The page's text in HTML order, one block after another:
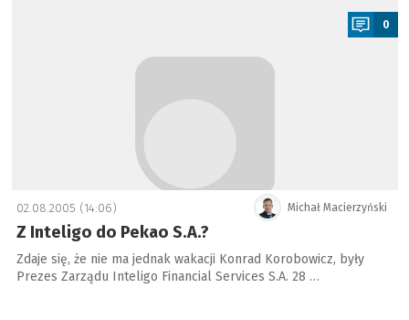
0
Michał Macierzyński
02.08.2005 (14:06)
Z Inteligo do Pekao S.A.?
Zdaje się, że nie ma jednak wakacji Konrad Korobowicz, były
Prezes Zarządu Inteligo Financial Services S.A. 28 …